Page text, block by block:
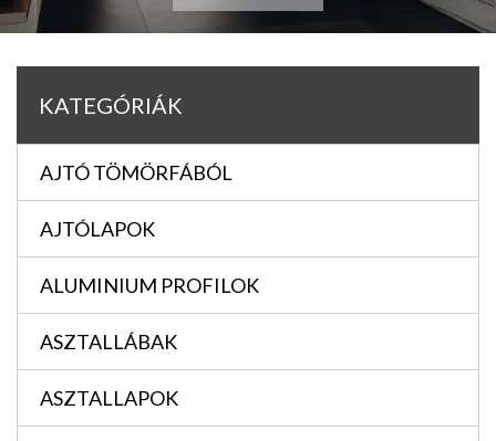
KATEGÓRIÁK
AJTÓ TÖMÖRFÁBÓL
AJTÓLAPOK
ALUMINIUM PROFILOK
ASZTALLÁBAK
ASZTALLAPOK